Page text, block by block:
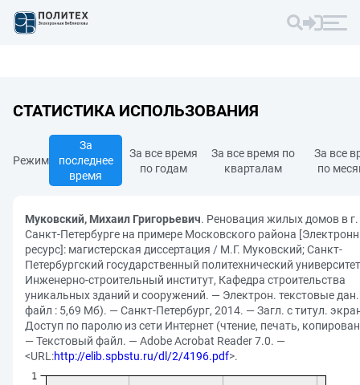
СТАТИСТИКА ИСПОЛЬЗОВАНИЯ
Режим
За
последнее
время
За все время
по годам
За все время по
кварталам
За все
по
Муковский, Михаил Григорьевич. Реновация жилых домов в г.
Санкт-Петербурге на примере Московского района
ресурс]: магистерская диссертация / М.Г. Муковский; Санкт-
Петербургский государственный политехнический
Инженерно-строительный институт, Кафедра строительства
уникальных зданий и сооружений. — Электрон. текстовые
файл : 5,69 Мб). — Санкт-Петербург, 2014. — Загл. с титул.
Доступ по паролю из сети Интернет (чтение, печать,
— Текстовый файл. — Adobe Acrobat Reader 7.0. —
<URL:http://elib.spbstu.ru/dl/2/4196.pdf>.